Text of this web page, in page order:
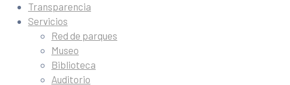
Transparencia
Servicios
Red de parques
Museo
Biblioteca
Auditorio